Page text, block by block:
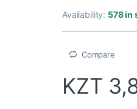
Availability: 578 in
Compare
KZT